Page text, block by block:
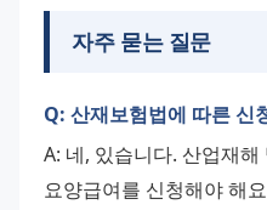
자주 묻는 질문
Q: 산재보험법에 따른 신
A: 네, 있습니다. 산업재
요양급여를 신청해야 해